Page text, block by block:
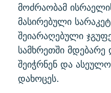
მოძრაობამ
მასირებული
შეიარაღებული
სამხრეთში მდებარე
შეიჭრნენ და
დახოცეს.